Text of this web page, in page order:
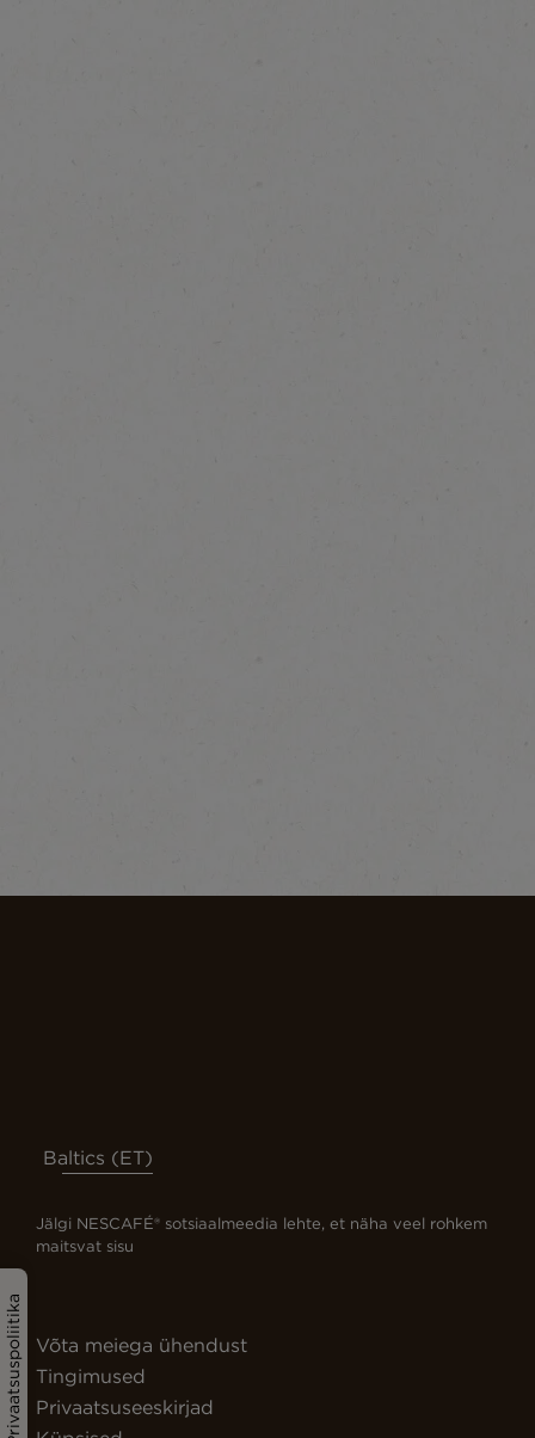
Privaatsuspoliitika
Baltics (ET)
Jälgi NESCAFÉ® sotsiaalmeedia lehte, et näha veel rohkem
maitsvat sisu
Võta meiega ühendust
Tingimused
Privaatsuseeskirjad